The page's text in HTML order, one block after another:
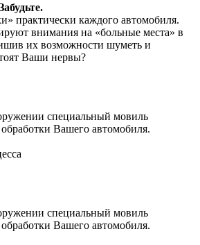
практически каждого автомобиля.
внимания на «больные места» в
их возможности шуметь и
Ваши нервы?
специальный мовиль
Вашего автомобиля.
специальный мовиль
Вашего автомобиля.